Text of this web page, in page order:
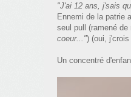
"J'ai 12 ans, j'sais
Ennemi de la patrie
seul pull (ramené de
coeur...") (oui,
Un concentré